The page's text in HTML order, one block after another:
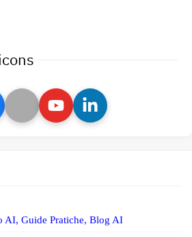
AI, Guide Pratiche, Blog AI